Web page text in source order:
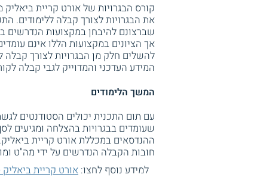
קורס הבגרויות של אורט קריית
את הבגרויות לצורך קבלה ללימודים.
שברצונם להיבחן במקצועות הנדרשים
אך הציונים במקצועות הללו אינם
להשלים חלק מן הבגרויות לצורך קבלה
המידע העדכני והמדוייק לגבי קבלה
המשך הלימודים
עם תום התכנית יכולים הסטודנטים
שעומדים בבגרויות בהצלחה ומגיעים
ההנדסאים במכללת אורט קריית
חובות הקבלה הנדרשים על ידי מה"ט
למידע נוסף לחצו: אורט קריית